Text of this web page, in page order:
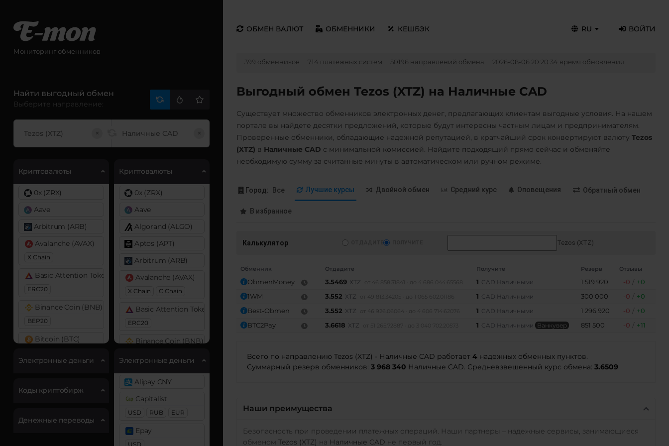
Мониторинг обменников
Найти выгодный обмен
Выберите направление:
× ×
Криптовалюты
0x (ZRX)
Aave
Arbitrum (ARB)
Avalanche (AVAX)
X Chain
Basic Attention Token (BAT)
ERC20
Binance Coin (BNB)
BEP20
Bitcoin (BTC)
Cardano (ADA)
ERC20
Электронные деньги
Коды криптобирж
Денежные переводы
Криптовалюты
0x (ZRX)
Aave
Algorand (ALGO)
Aptos (APT)
Arbitrum (ARB)
Avalanche (AVAX)
X Chain C Chain
Basic Attention Token (BAT)
ERC20
Binance Coin (BNB)
Bitcoin (BTC)
BTC
BEP20
Lightning
OP
AVAXC
Bitcoin Cash (BCH)
Электронные деньги
Alipay CNY
Capitalist
USD RUB EUR
Epay
USD
ОБМЕН ВАЛЮТ ОБМЕННИКИ КЕШБЭК RU ВОЙТИ
399 обменников 714 платежных систем 50196 направлений обмена 2026-08-06 20:20:34 время обновления
Выгодный обмен Tezos (XTZ) на Наличные CAD
Существует множество обменников электронных денег, предлагающих клиентам выгодные условия. На нашем
портале вы найдете десятки предложений, которые будут интересны частным лицам и предпринимателям.
Проверенные обменники, обладающие надежной репутацией, в кратчайший срок конвертируют валюту Tezos
(XTZ) в Наличные CAD с минимальной комиссией. Найдите подходящий прямо сейчас и обменяйте
необходимую сумму за считанные минуты в автоматическом или ручном режиме.
Город: Все Лучшие курсы Двойной обмен Средний курс Оповещения Обратный обмен
В избранное
Калькулятор Tezos (XTZ)
Обменник Отдадите Получите Резерв Отзывы
ObmenMoney 3.5469 XTZ 1 CAD Наличными 1 519 920 -0 / +0
1WM
3.552 XTZ 1 CAD Наличными 300 000 -0
+0
Best-Obmen
3.552 XTZ 1 CAD Наличными 1 296 920 -0 / +0
BTC2Pay
3.6618 XTZ 1 CAD Наличными Ванкувер 851 500 -0 +11
Всего по направлению Tezos (XTZ) - Наличные CAD работает 4надежных обменных пунктов.
Суммарный резерв обменников: 3 968 340 Наличные CAD. Средневзвешенный курс обмена: 3.6509
Наши преимущества
Безопасность при проведении платежных операций. Наши партнеры – надежные сервисы, занимающиеся
обменом Tezos (XTZ) на Наличные CAD не первый год.